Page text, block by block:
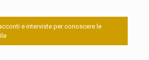
e interviste per conoscere le